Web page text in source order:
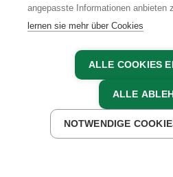
JETZT
AGBIMPRESSUM
angepasste Informationen anbieten
lernen sie mehr über Cookies
ALLE COOKIES
ALLE
NOTWENDIGE